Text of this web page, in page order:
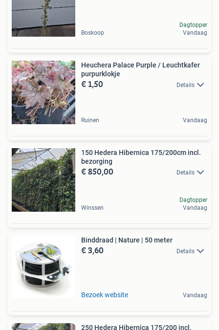
Boskoop
Dagtopper
Vandaag
Heuchera Palace Purple / Leuchtkafer
purpurklokje
€ 1,50 Details
Ruinen Vandaag
150 Hedera Hibernica 175/200cm incl.
bezorging
€ 850,00 Details
Winssen
Dagtopper
Vandaag
Binddraad | Nature | 50 meter
€ 3,60 Details
Bezoek website Vandaag
250 Hedera Hibernica 175/200 incl.